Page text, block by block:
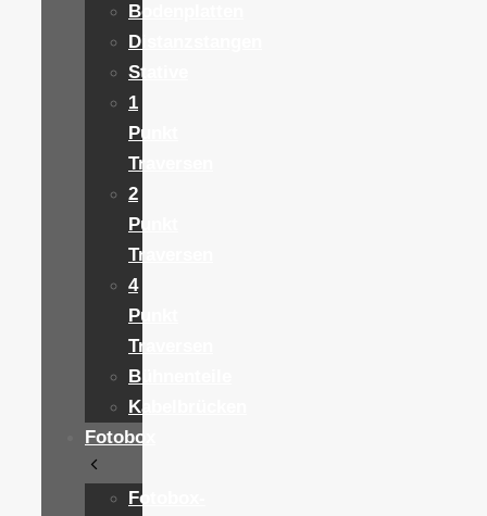
Bodenplatten
Distanzstangen
Stative
1
Punkt
Traversen
2
Punkt
Traversen
4
Punkt
Traversen
Bühnenteile
Kabelbrücken
Fotobox
Fotobox-